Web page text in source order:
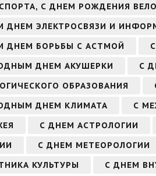
С ДНЕМ РОЖДЕНИЯ
ДНЕМ ЭЛЕКТРОСВЯЗИ И
ДНЕМ БОРЬБЫ С АСТМОЙ
ДНЕМ АКУШЕРКИ
С
ОБРАЗОВАНИЯ
ДНЕМ КЛИМАТА
С
С ДНЕМ АСТРОЛОГИИ
С ДНЕМ МЕТЕОРОЛОГИИ
КУЛЬТУРЫ
С ДНЕМ